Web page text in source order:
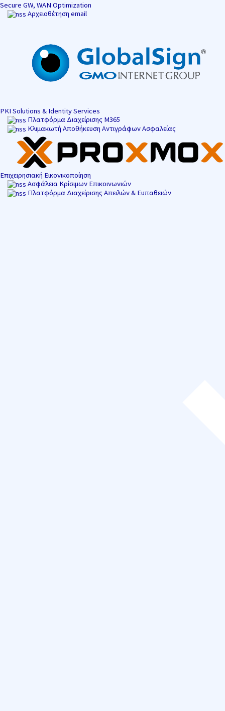
Secure GW, WAN Optimization
Αρχειοθέτηση email
PKI Solutions & Identity Services
Πλατφόρμα Διαχείρισης M365
Κλιμακωτή Αποθήκευση Αντιγράφων Ασφαλείας
Επιχειρησιακή Εικονικοποίηση
Ασφάλεια Κρίσιμων Επικοινωνιών
Πλατφόρμα Διαχείρισης Απειλών & Ευπαθειών